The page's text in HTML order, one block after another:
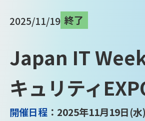
2025/11/19 終了
Japan IT
キュリティ
開催日程 ：2025年11月19日(